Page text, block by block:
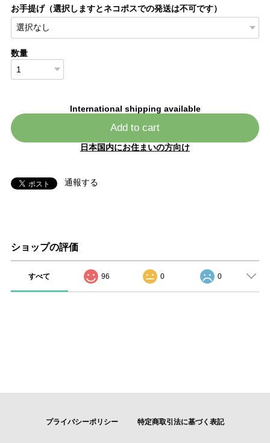
お手提げ（選択しますとネコポスでの発送は不可です）
数量
International shipping available
Add to cart
日本国内にお住まいの方向け
通報する
ショップの評価
すべて 96 0 0
プライバシーポリシー 特定商取引法に基づく表記